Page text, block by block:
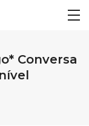
Conversa